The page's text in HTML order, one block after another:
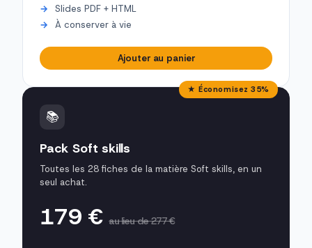
Slides PDF + HTML
À conserver à vie
Ajouter au panier
★ Économisez 35%
📚
Pack Soft skills
Toutes les 28 fiches de la matière Soft skills, en un
seul achat.
179 €au lieu de 277 €